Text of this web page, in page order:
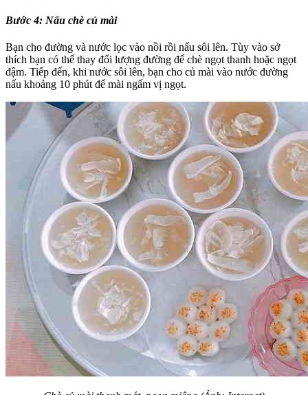
Bước 4: Nấu chè củ mài
Bạn cho đường và nước lọc vào nồi rồi nấu sôi lên. Tùy vào sở
thích bạn có thể thay đổi lượng đường để chè ngọt thanh hoặc ngọt
đậm. Tiếp đến, khi nước sôi lên, bạn cho củ mài vào nước đường
nấu khoảng 10 phút để mài ngấm vị ngọt.